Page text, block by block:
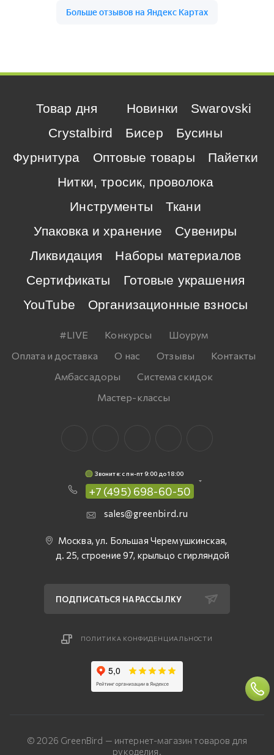
Товар дня Новинки
Swarovski
Crystalbird
Бисер
Бусины
Фурнитура
Оптовые товары
Пайетки
Нитки, тросик, проволока
Инструменты
Ткани
Упаковка и хранение
Сувениры
Ликвидация
Наборы материалов
Сертификаты
Готовые украшения
YouTube
Организационные взносы
#LIVE Конкурсы
Шоурум
Оплата и доставка
О нас Отзывы
Контакты
Амбассадоры
Система скидок
Мастер-классы
Звоните: c пн-пт 9:00 до 18:00
+7 (495) 698-60-50
sales@greenbird.ru
Москва, ул. Большая Черемушкинская,
д. 25, строение 97, крыльцо с гирляндой
ПОДПИСАТЬСЯ НА РАССЫЛКУ
ПОЛИТИКА КОНФИДЕНЦИАЛЬНОСТИ
© 2026 GreenBird — интернет-магазин товаров для
рукоделия.